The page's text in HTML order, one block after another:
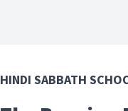
HINDI SABBATH